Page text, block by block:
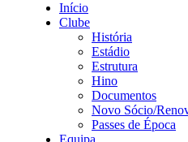
Início
Clube
História
Estádio
Estrutura
Hino
Documentos
Novo Sócio/
Passes de Época
Equipa